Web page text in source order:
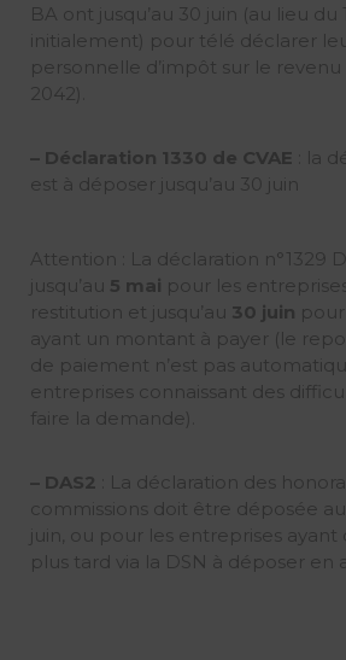
BA ont jusqu’au 30 juin (au lieu du
initialement) pour télé déclarer
personnelle d’impôt sur le
2042).
– Déclaration 1330 de CVAE : la
est à déposer jusqu’au 30 juin
Attention : La déclaration n°1329
jusqu’au 5 mai pour les
restitution et jusqu’au 30 juin
ayant un montant à payer (le
de paiement n’est pas
entreprises connaissant des
faire la demande).
– DAS2 : La déclaration des
commissions doit être déposée au
juin, ou pour les entreprises ayant
plus tard via la DSN à déposer en